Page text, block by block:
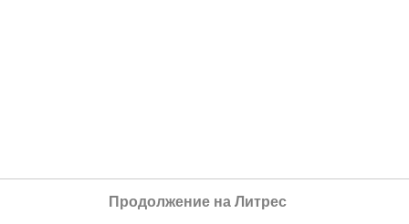
Продолжение на Литрес